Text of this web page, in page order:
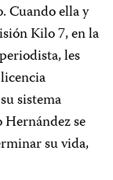
Cuando ella y
Kilo 7, en la
les
sistema
se
su vida,